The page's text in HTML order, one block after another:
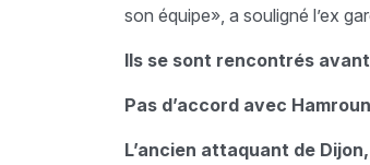
son équipe», a souligné l’ex
Ils se sont rencontrés
Pas d’accord avec
L’ancien attaquant de